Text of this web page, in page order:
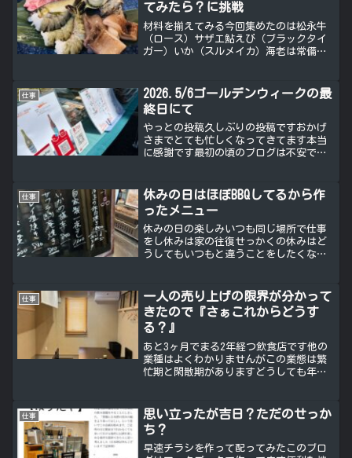
てみたら？に挑戦
材料を揃えてみる今回集めたのは松永牛
（ロース）サザエ鮎えび（ブラックタイ
ガー）いか（スルメイカ）海老は常備し
いる鮎を使いましたが普段は地魚で行こ
うと思う他はすべて地物ワ...
仕事
2026.5/6ゴールデンウィークの最
終日にて
やっとの投稿久しぶりの投稿ですおかげ
さまでとても忙しくなってきてます本当
に感謝です最初の頃のブログは不安でた
ています何もお手本がないどこからお店
の魅力を伝えてどこから手...
仕事
休みの日はほぼBBQしてるから作
ったメニュー
休みの日の楽しみいつも同じ場所で仕事
をし休みは家の往復せっかくの休みはど
うしてもいつもと違うことをしたくなる
いワシ焼きたての今！って頃合いを見つ
けて美味しいときに美味し...
仕事
一人の売り上げの限界が分かって
きたので『さぁこれからどうす
る？』
あと3ヶ月でまる2年経つ飲食店です他の
業種はよくわかりませんがこの業態は繁
忙期と閑散期がありますどうしても年末
ードに入るので売り上げも落ち着いてき
ますかといってワシどう...
仕事
思い立ったが吉日？ただのせっか
ち？
早速チラシを作って配ってみたこのブロ